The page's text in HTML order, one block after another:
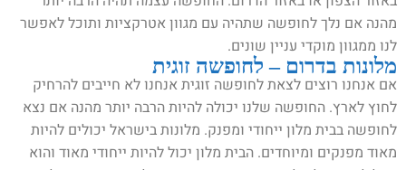
מהנה אם נלך לחופשה שתהיה עם מגוון אטרקציות ותוכל לאפשר
לנו ממגוון מוקדי עניין שונים.
מלונות בדרום – לחופשה זוגית
אם אנחנו רוצים לצאת לחופשה זוגית אנחנו לא חייבים להרחיק
לחוץ לארץ. החופשה שלנו יכולה להיות הרבה יותר מהנה אם נצא
לחופשה בבית מלון ייחודי ומפנק. מלונות בישראל יכולים להיות
מאוד מפנקים ומיוחדים. הבית מלון יכול להיות ייחודי מאוד והוא